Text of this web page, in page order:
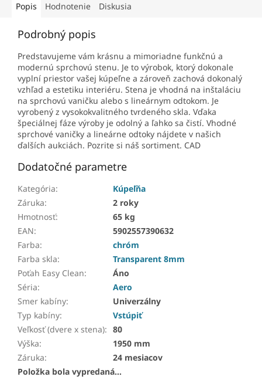
Popis Hodnotenie Diskusia
Podrobný popis
Predstavujeme vám krásnu a mimoriadne funkčnú a
modernú sprchovú stenu. Je to výrobok, ktorý dokonale
vyplní priestor vašej kúpeľne a zároveň zachová dokonalý
vzhľad a estetiku interiéru. Stena je vhodná na inštaláciu
na sprchovú vaničku alebo s lineárnym odtokom. Je
vyrobený z vysokokvalitného tvrdeného skla. Vďaka
špeciálnej fáze výroby je odolný a ľahko sa čistí. Vhodné
sprchové vaničky a lineárne odtoky nájdete v našich
ďalších aukciách. Pozrite si náš sortiment. CAD
Dodatočné parametre
Kategória:
Kúpeľňa
Záruka:
2 roky
Hmotnosť:
65 kg
EAN:
5902557390632
Farba:
chróm
Farba skla:
Transparent 8mm
Poťah Easy Clean:
Áno
Séria:
Aero
Smer kabíny:
Univerzálny
Typ kabíny:
Vstúpiť
Veľkosť (dvere x stena): 80
Výška:
1950 mm
Záruka:
24 mesiacov
Položka bola vypredaná…